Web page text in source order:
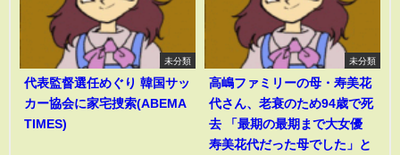
未分類
代表監督選任めぐり 韓国サッ
カー協会に家宅捜索(ABEMA
TIMES)
未分類
高嶋ファミリーの母・寿美花
代さん、老衰のため94歳で死
去 「最期の最期まで大女優
寿美花代だった母でした」と